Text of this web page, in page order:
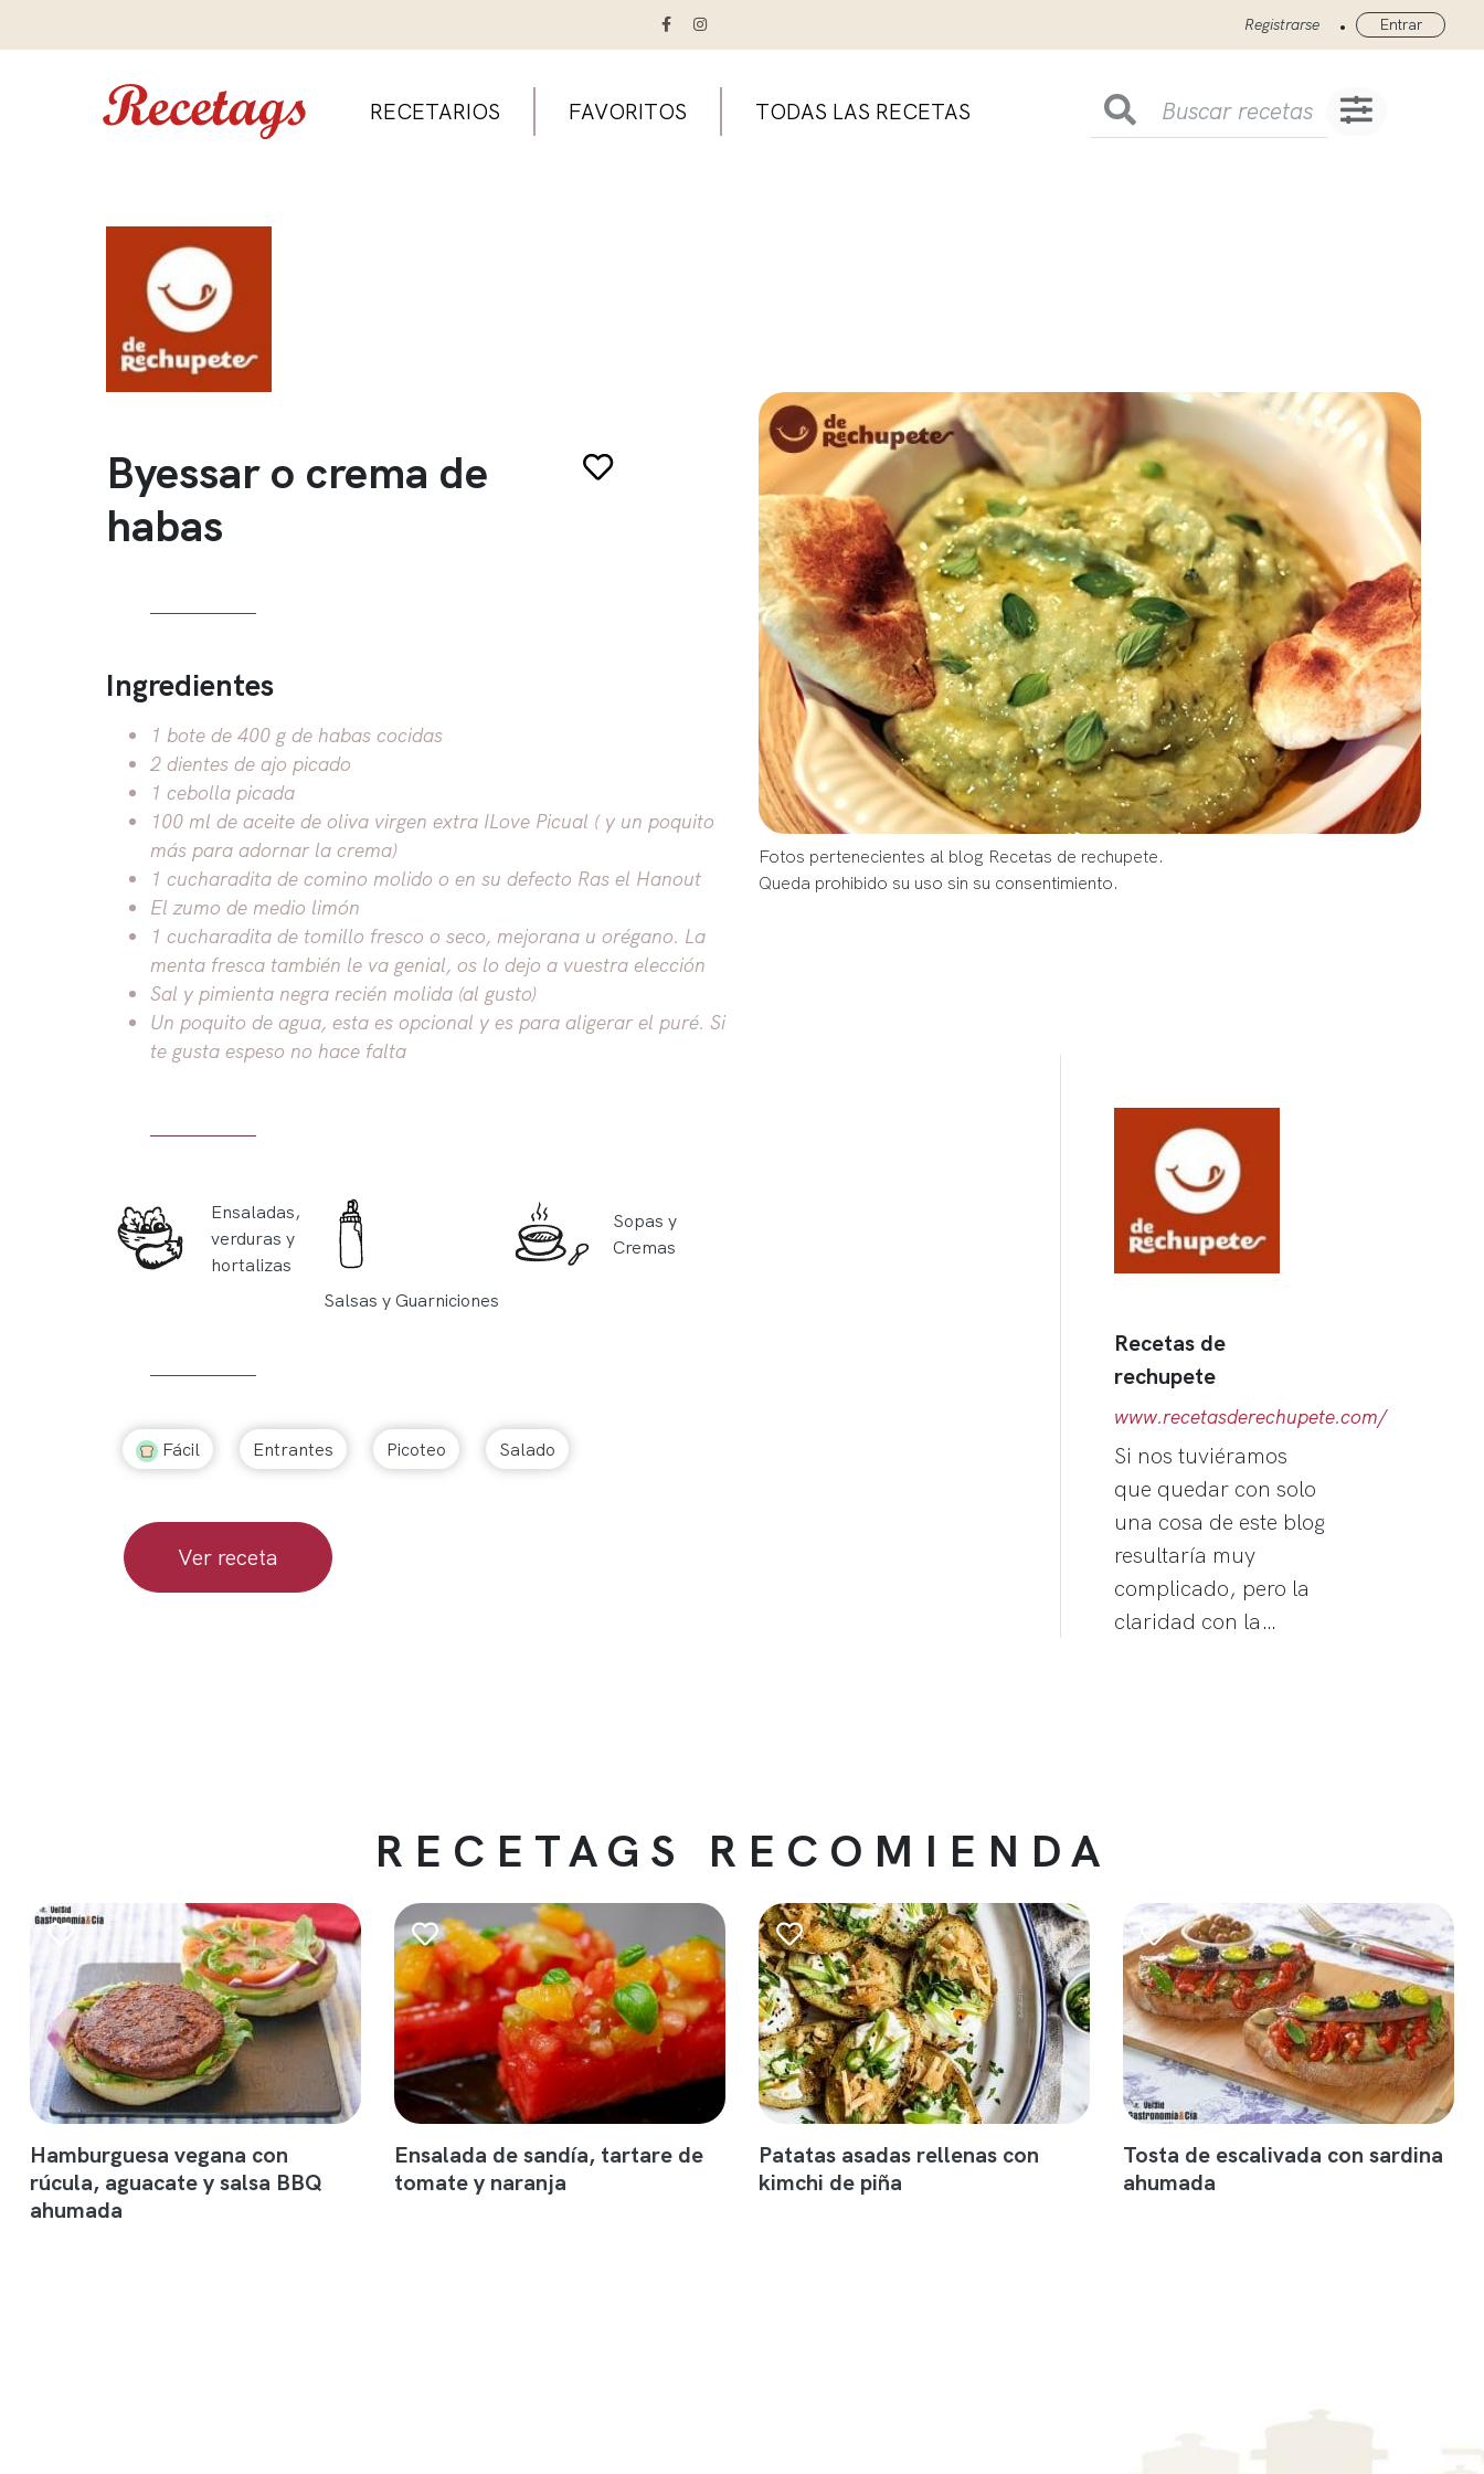
Registrarse • Entrar
RECETARIOS FAVORITOS TODAS LAS RECETAS
Byessar o crema de
habas
Ingredientes
1 bote de 400 g de habas cocidas
2 dientes de ajo picado
1 cebolla picada
100 ml de aceite de oliva virgen extra ILove Picual ( y un poquito
más para adornar la crema)
1 cucharadita de comino molido o en su defecto Ras el Hanout
El zumo de medio limón
1 cucharadita de tomillo fresco o seco, mejorana u orégano. La
menta fresca también le va genial, os lo dejo a vuestra elección
Sal y pimienta negra recién molida (al gusto)
Un poquito de agua, esta es opcional y es para aligerar el puré. Si
te gusta espeso no hace falta
Ensaladas,
verduras y
hortalizas
Salsas y Guarniciones
Sopas y
Cremas
Fácil Entrantes Picoteo Salado
Ver receta
Fotos pertenecientes al blog Recetas de rechupete.
Queda prohibido su uso sin su consentimiento.
Recetas de
rechupete
www.recetasderechupete.com/
Si nos tuviéramos
que quedar con solo
una cosa de este blog
resultaría muy
complicado, pero la
claridad con la…
RECETAGS RECOMIENDA
Hamburguesa vegana con
rúcula, aguacate y salsa BBQ
ahumada
Ensalada de sandía, tartare de
tomate y naranja
Patatas asadas rellenas con
kimchi de piña
Tosta de escalivada con sardina
ahumada